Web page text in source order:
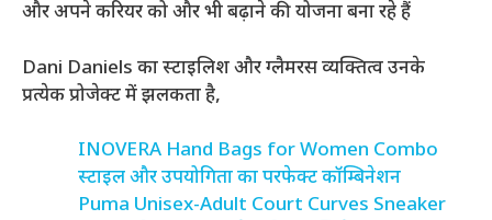
और अपने करियर को और भी बढ़ाने की योजना बना रहे हैं
Dani Daniels का स्टाइलिश और ग्लैमरस व्यक्तित्व उनके
प्रत्येक प्रोजेक्ट में झलकता है,
INOVERA Hand Bags for Women Combo
स्टाइल और उपयोगिता का परफेक्ट कॉम्बिनेशन
Puma Unisex-Adult Court Curves Sneaker